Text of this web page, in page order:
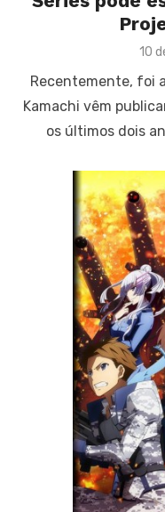
10
Recentemente, foi
Kamachi vêm
os últimos dois